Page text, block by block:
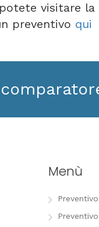
visitare la
preventivo qui
Menù